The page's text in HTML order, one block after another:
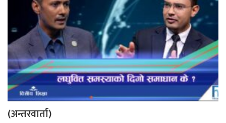
(अन्तरवार्ता)